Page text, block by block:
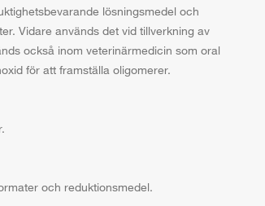
lösningsmedel och
Vidare används det vid tillverkning av
också inom veterinärmedicin som oral
för att framställa oligomerer.
och reduktionsmedel.